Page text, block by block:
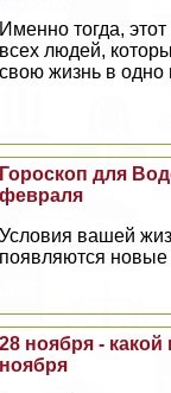
Именно тогда,
всех людей,
свою жизнь в одно
Гороскоп для
февраля
Условия вашей
появляются новые
28 ноября -
ноября